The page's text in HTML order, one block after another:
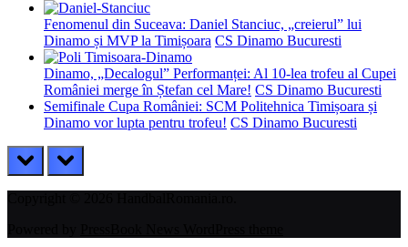
Fenomenul din Suceava: Daniel Stanciuc, „creierul” lui
Dinamo și MVP la Timișoara CS Dinamo Bucuresti
Dinamo, „Decalogul” Performanței: Al 10-lea trofeu al Cupei
României merge în Ștefan cel Mare! CS Dinamo Bucuresti
Semifinale Cupa României: SCM Politehnica Timișoara și
Dinamo vor lupta pentru trofeu! CS Dinamo Bucuresti
prev next